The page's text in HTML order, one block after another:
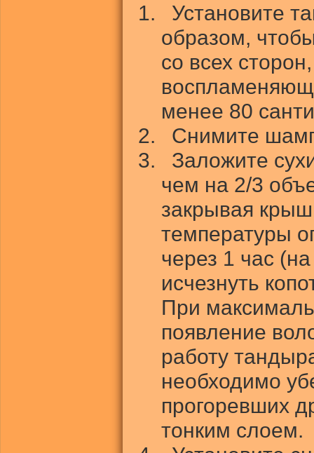
Установите
образом,
со всех
менее 80
Снимите
Заложите
чем на 2/3
закрывая
температуры
через 1 час
исчезнуть
При
появление
работу
необходимо
прогоревших
тонким слоем.